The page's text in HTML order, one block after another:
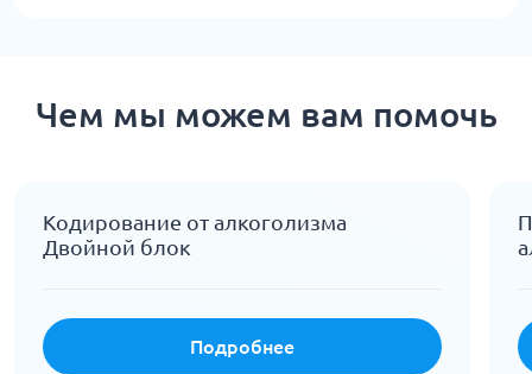
Чем мы можем вам помочь
Кодирование от алкоголизма
Двойной блок
Подробнее